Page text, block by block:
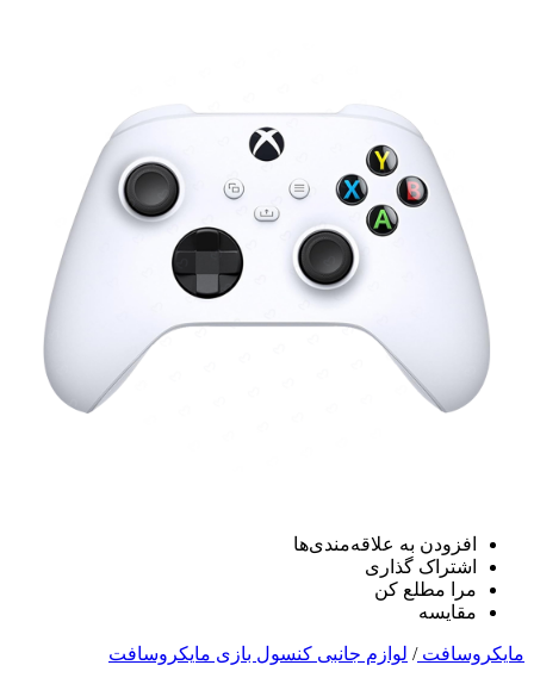
افزودن به علاقه‌مندی‌ها
اشتراک گذاری
مرا مطلع کن
مقایسه
مایکروسافت / لوازم جانبی کنسول بازی مایکروسافت